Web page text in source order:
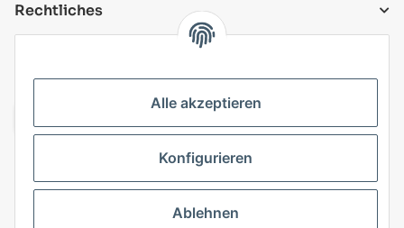
Rechtliches
Alle akzeptieren
Konfigurieren
Ablehnen